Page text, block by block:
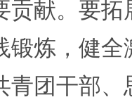
贡献。要
锻炼，健
青团干部